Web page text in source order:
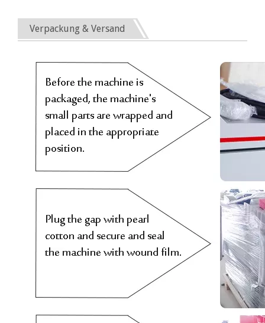
Verpackung & Versand